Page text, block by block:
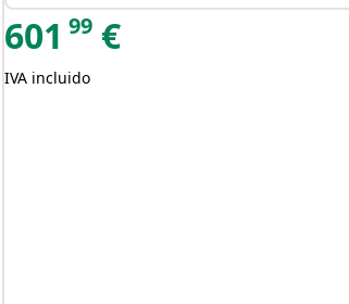
601 99 €
IVA incluido